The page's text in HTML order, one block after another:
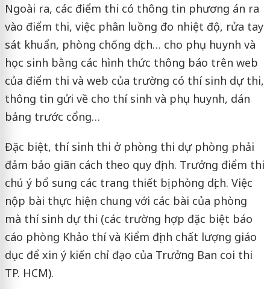
Ngoài ra, các điểm thi có thông tin phương án ra
vào điểm thi, việc phân luồng đo nhiệt độ, rửa tay
sát khuẩn, phòng chống dịch… cho phụ huynh và
học sinh bằng các hình thức thông báo trên web
của điểm thi và web của trường có thí sinh dự thi,
thông tin gửi về cho thí sinh và phụ huynh, dán
bảng trước cổng…
Đặc biệt, thí sinh thi ở phòng thi dự phòng phải
đảm bảo giãn cách theo quy định. Trưởng điểm thi
chú ý bổ sung các trang thiết bị phòng dịch. Việc
nộp bài thực hiện chung với các bài của phòng
mà thí sinh dự thi (các trường hợp đặc biệt báo
cáo phòng Khảo thí và Kiểm định chất lượng giáo
dục để xin ý kiến chỉ đạo của Trưởng Ban coi thi
TP. HCM).